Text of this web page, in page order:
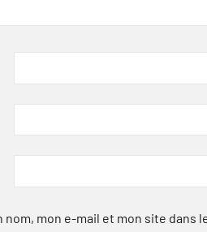
mon e-mail et mon site dans